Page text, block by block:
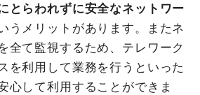
とらわれずに安全なネットワー
うメリットがあります。またネ
全て監視するため、テレワーク
を利用して業務を行うといった
心して利用することができま